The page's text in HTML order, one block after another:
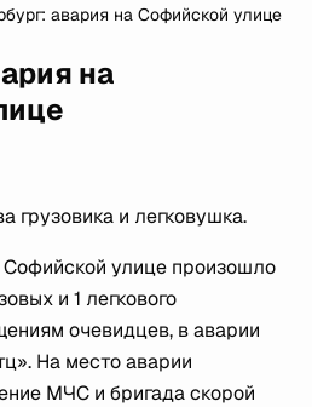
авария на Софийской улице
на
грузовика и легковушка.
улице произошло
и 1 легкового
очевидцев, в аварии
На место аварии
МЧС и бригада скорой